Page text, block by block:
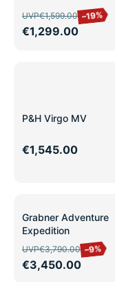
UVP€1,599.00 –19%
€1,299.00
P&H Virgo MV
€1,545.00
SALE
Grabner Adventure
Expedition
UVP€3,790.00 –9%
€3,450.00